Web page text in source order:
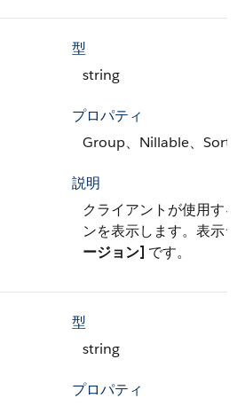
型
string
プロパティ
Group、Nillable、Sort
説明
クライアントが使用する
ンを表示します。表示
ージョン] です。
型
string
プロパティ